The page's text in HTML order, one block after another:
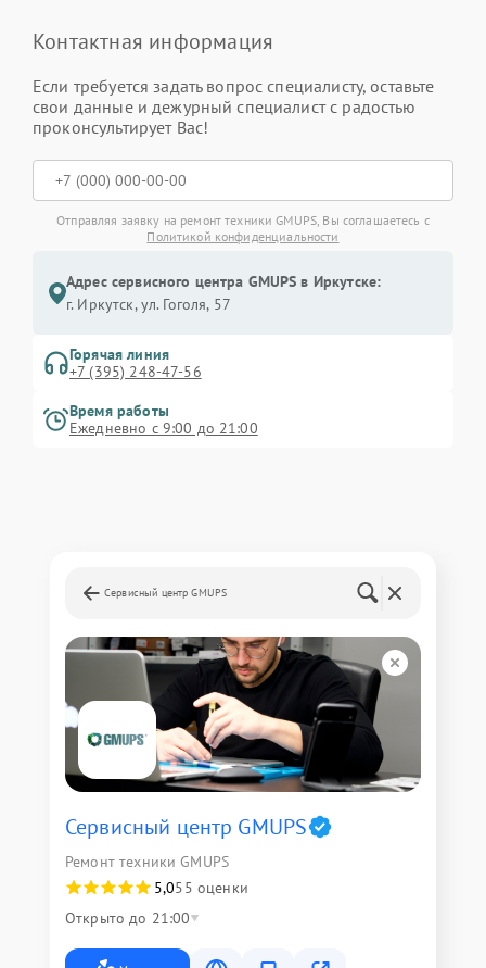
Контактная информация
Если требуется задать вопрос специалисту, оставьте
свои данные и дежурный специалист с радостью
проконсультирует Вас!
Отправляя заявку на ремонт техники GMUPS, Вы соглашаетесь с
Политикой конфиденциальности
Адрес сервисного центра GMUPS в Иркутске:
г. Иркутск, ул. ​Гоголя, 57
Горячая линия
+7 (395) 248-47-56
Время работы
Ежедневно с 9:00 до 21:00
Сервисный центр GMUPS
Сервисный центр GMUPS
Ремонт техники GMUPS
5,055 оценки
Открыто до 21:00